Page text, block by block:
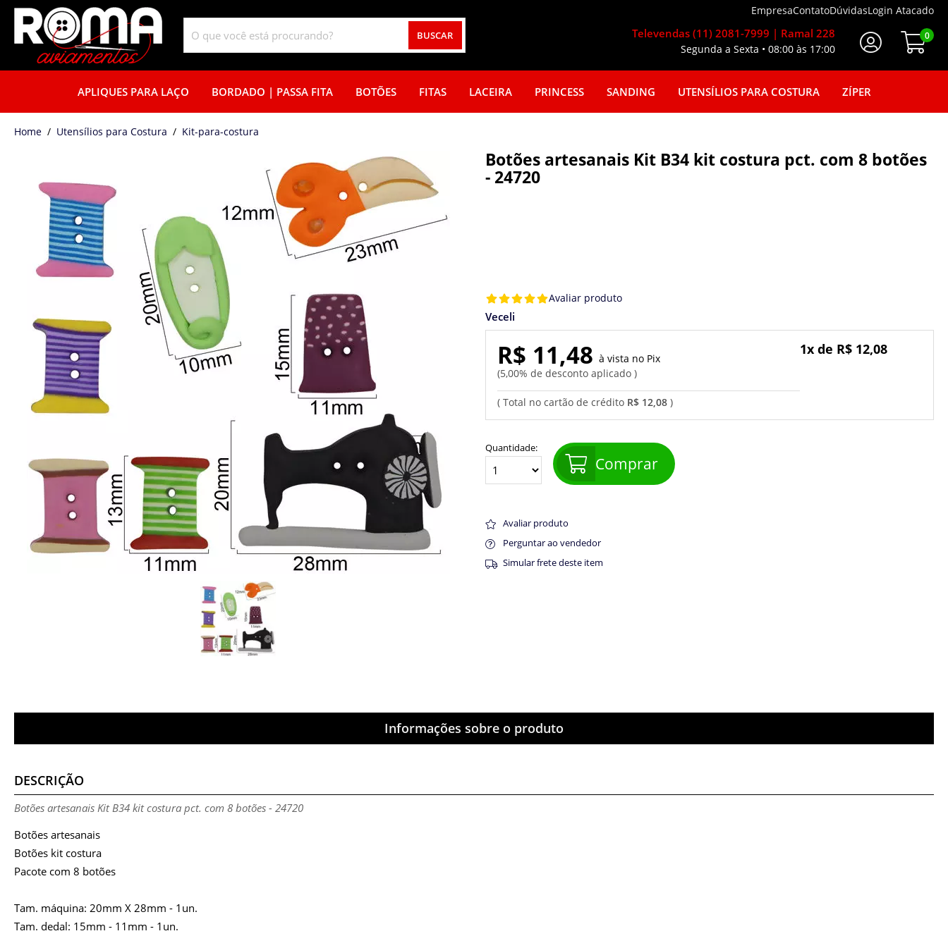
EmpresaContatoDúvidasLogin Atacado
BUSCAR 0
Televendas (11) 2081-7999 | Ramal 228
Segunda a Sexta • 08:00 às 17:00
APLIQUES PARA LAÇO BORDADO | PASSA FITA BOTÕES FITAS LACEIRA PRINCESS SANDING UTENSÍLIOS PARA COSTURA ZÍPER
home Utensílios para Costura kit-para-costura
Botões artesanais Kit B34 kit costura pct. com 8 botões
- 24720
Avaliar produto
Veceli
R$ 12,08
1x de R$ 12,08
R$ 11,48
5,00% de desconto aplicado
Pix
Quantidade:
Comprar
Avaliar produto
Perguntar ao vendedor
Simular frete deste item
Informações sobre o produto
DESCRIÇÃO
Botões artesanais Kit B34 kit costura pct. com 8 botões - 24720
Botões artesanais
Botões kit costura
Pacote com 8 botões
Tam. máquina: 20mm X 28mm - 1un.
Tam. dedal: 15mm - 11mm - 1un.